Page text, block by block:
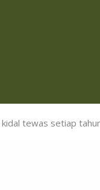
tewas setiap